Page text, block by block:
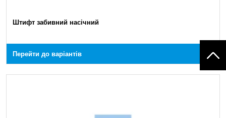
Штифт забивний насічний
Перейти до варіантів